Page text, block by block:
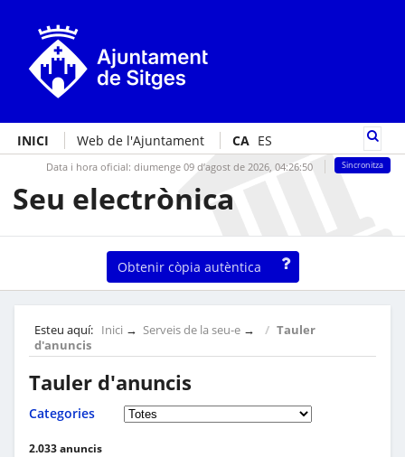
INICI Web de l'Ajuntament CA ES
Data i hora oficial: diumenge 09 d’agost de 2026, 04:26:50 Sincronitza
Seu electrònica
Obtenir còpia autèntica
Esteu aquí: Inici →Serveis de la seu-e →
Tauler
d'anuncis
Tauler d'anuncis
Categories
2.033 anuncis